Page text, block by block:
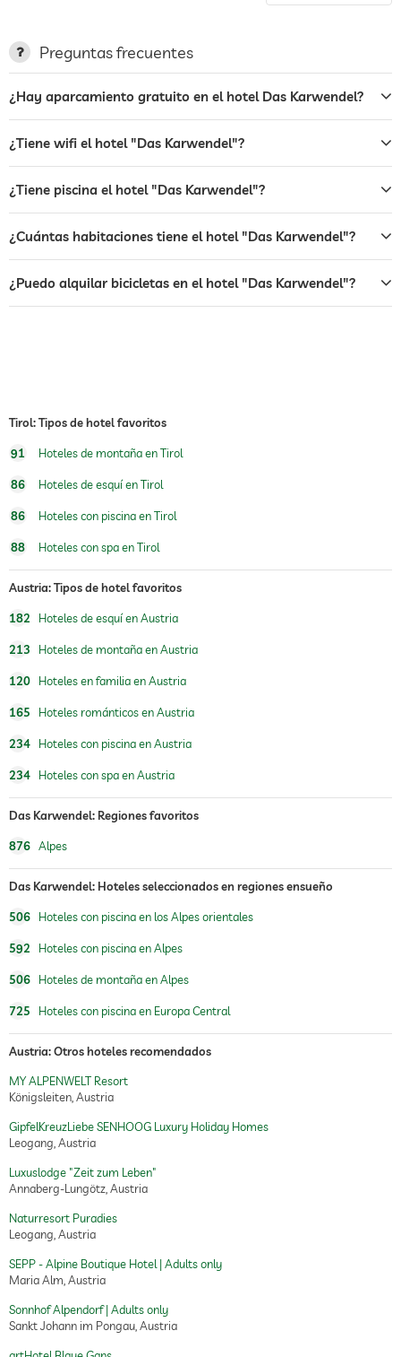
restaurante
caja fuerte
desayuno desayuno en la habitación
perros permitidos
tenis Cargos adicionales
deportes de invierno
esquí
escuela de esquí
deportes de agua pesca
gimnasio
sauna
oferta de masajes
masajes para el bienestar
spa Cargos adicionales
asesoría de belleza maquillaje
manicura
tratamientos corporales
depilación
Preguntas frecuentes
¿Hay aparcamiento gratuito en el hotel Das Karwendel?
¿Tiene wifi el hotel "Das Karwendel"?
¿Tiene piscina el hotel "Das Karwendel"?
¿Cuántas habitaciones tiene el hotel "Das Karwendel"?
¿Puedo alquilar bicicletas en el hotel "Das Karwendel"?
Tirol: Tipos de hotel favoritos
91 Hoteles de montaña en Tirol
86 Hoteles de esquí en Tirol
86 Hoteles con piscina en Tirol
88 Hoteles con spa en Tirol
Austria: Tipos de hotel favoritos
182 Hoteles de esquí en Austria
213 Hoteles de montaña en Austria
120 Hoteles en familia en Austria
165 Hoteles románticos en Austria
234 Hoteles con piscina en Austria
234 Hoteles con spa en Austria
Das Karwendel: Regiones favoritos
876 Alpes
Das Karwendel: Hoteles seleccionados en regiones ensueño
506 Hoteles con piscina en los Alpes orientales
592 Hoteles con piscina en Alpes
506 Hoteles de montaña en Alpes
725 Hoteles con piscina en Europa Central
Austria: Otros hoteles recomendados
MY ALPENWELT Resort
Königsleiten, Austria
GipfelKreuzLiebe SENHOOG Luxury Holiday Homes
Leogang, Austria
Luxuslodge "Zeit zum Leben"
Annaberg-Lungötz, Austria
Naturresort Puradies
Leogang, Austria
SEPP - Alpine Boutique Hotel | Adults only
Maria Alm, Austria
Sonnhof Alpendorf | Adults only
Sankt Johann im Pongau, Austria